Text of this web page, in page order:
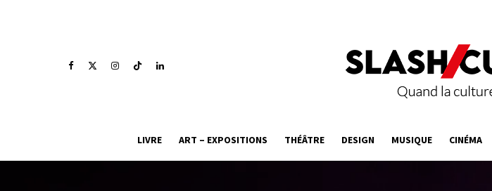
LIVRE ART – EXPOSITIONS THÉÂTRE DESIGN MUSIQUE CINÉMA